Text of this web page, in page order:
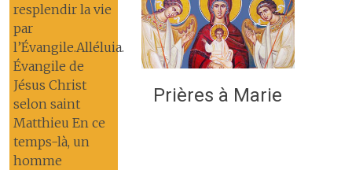
resplendir la vie
par
l’Évangile.Alléluia.
Évangile de
Jésus Christ
selon saint
Matthieu En ce
temps-là, un
homme
Prières à Marie